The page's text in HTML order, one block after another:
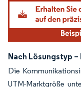
Nach Lösungstyp
Die
UTM-Marktgröße